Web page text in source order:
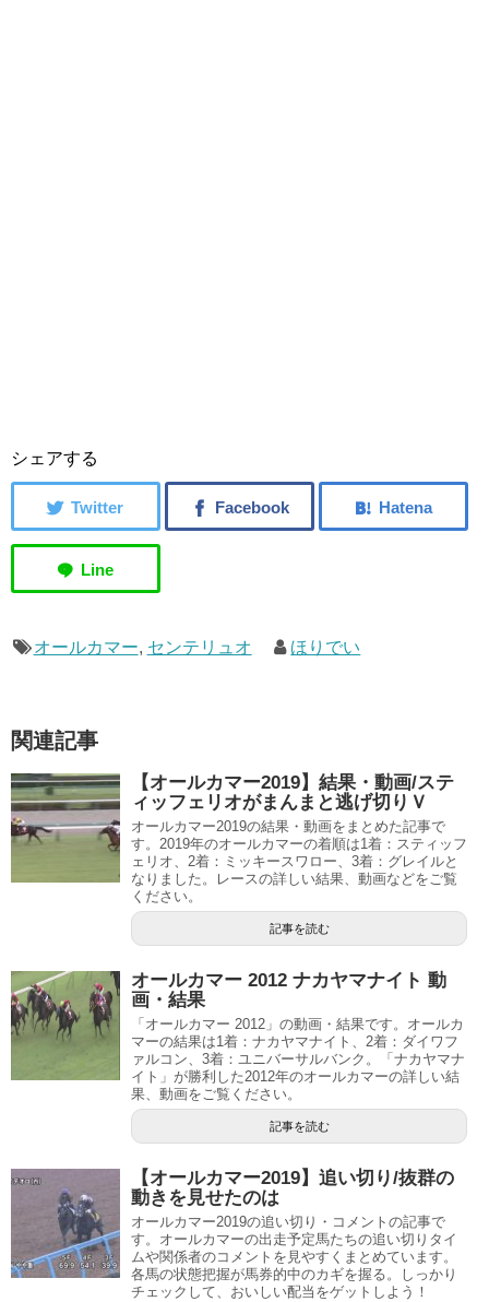
シェアする
オールカマー, センテリュオ ほりでい
関連記事
【オールカマー2019】結果・動画/ステ
ィッフェリオがまんまと逃げ切りＶ
オールカマー2019の結果・動画をまとめた記事で
す。2019年のオールカマーの着順は1着：スティッフ
ェリオ、2着：ミッキースワロー、3着：グレイルと
なりました。レースの詳しい結果、動画などをご覧
ください。
記事を読む
オールカマー 2012 ナカヤマナイト 動
画・結果
「オールカマー 2012」の動画・結果です。オールカ
マーの結果は1着：ナカヤマナイト、2着：ダイワフ
ァルコン、3着：ユニバーサルバンク。「ナカヤマナ
イト」が勝利した2012年のオールカマーの詳しい結
果、動画をご覧ください。
記事を読む
【オールカマー2019】追い切り/抜群の
動きを見せたのは
オールカマー2019の追い切り・コメントの記事で
す。オールカマーの出走予定馬たちの追い切りタイ
ムや関係者のコメントを見やすくまとめています。
各馬の状態把握が馬券的中のカギを握る。しっかり
チェックして、おいしい配当をゲットしよう！